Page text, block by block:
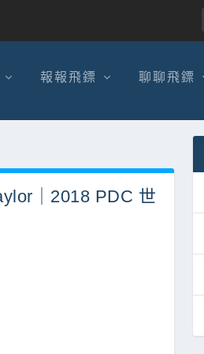
報報飛鏢 聊聊飛鏢
｜2018 PDC 世